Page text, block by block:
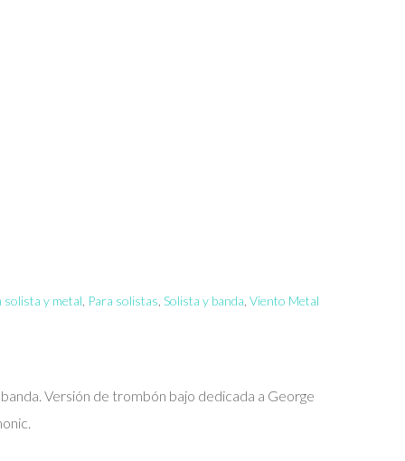
solista y metal Para solistas Solista y banda Viento Metal
Versión de trombón bajo dedicada a George